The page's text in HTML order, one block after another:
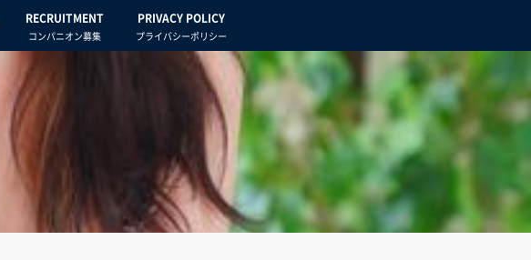
RECRUITMENT
コンパニオン募集
PRIVACY POLICY
プライバシーポリシー